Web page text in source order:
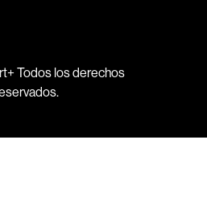
Todos los derechos